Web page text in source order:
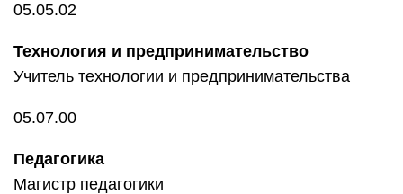
05.05.02
Технология и предпринимательство
Учитель технологии и предпринимательства
05.07.00
Педагогика
Магистр педагогики